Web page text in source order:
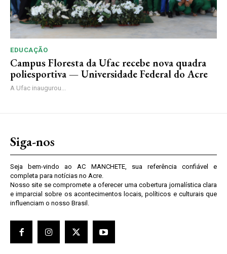
EDUCAÇÃO
Campus Floresta da Ufac recebe nova quadra
poliesportiva — Universidade Federal do Acre
A Ufac inaugurou...
Siga-nos
Seja bem-vindo ao AC MANCHETE, sua referência confiável e
completa para notícias no Acre.
Nosso site se compromete a oferecer uma cobertura jornalística clara
e imparcial sobre os acontecimentos locais, políticos e culturais que
influenciam o nosso Brasil.